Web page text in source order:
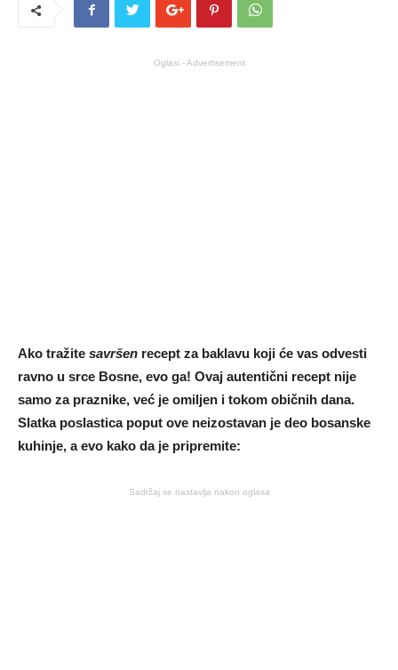
Oglasi - Advertisement
Ako tražite savršen recept za baklavu koji će vas odvesti
ravno u srce Bosne, evo ga! Ovaj autentični recept nije
samo za praznike, već je omiljen i tokom običnih dana.
Slatka poslastica poput ove neizostavan je deo bosanske
kuhinje, a evo kako da je pripremite:
Sadržaj se nastavlja nakon oglasa